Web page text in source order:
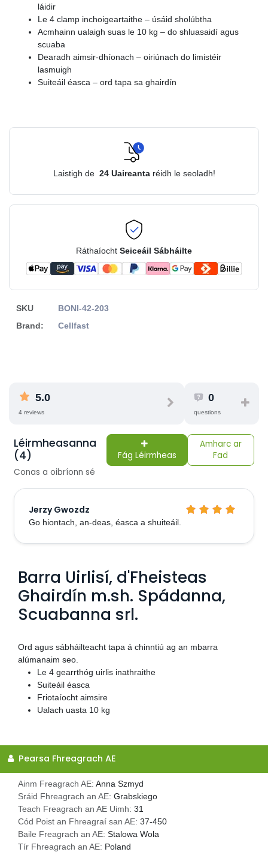
láidir
Le 4 clamp inchoigeartaithe – úsáid sholúbtha
Acmhainn ualaigh suas le 10 kg – do shluasaidí agus
scuaba
Dearadh aimsir-dhíonach – oiriúnach do limistéir
lasmuigh
Suiteáil éasca – ord tapa sa ghairdín
Laistigh de 24 Uaireanta réidh le seoladh!
Ráthaíocht Seiceáil Sábháilte
SKU
BONI-42-203
Brand:
Cellfast
5.0
4 reviews
0
questions
Léirmheasanna
(4)
Fág Léirmheas
Amharc ar
Fad
Conas a oibríonn sé
Jerzy Gwozdz
Go hiontach, an-deas, éasca a shuiteáil.
Barra Uirlisí, d'Fheisteas
Ghairdín m.sh. Spádanna,
Scuabanna srl.
Ord agus sábháilteacht tapa á chinntiú ag an mbarra
alúmanaim seo.
Le 4 gearrthóg uirlis inathraithe
Suiteáil éasca
Friotaíocht aimsire
Ualach uasta 10 kg
Pearsa Fhreagrach AE
Ainm Freagrach AE: Anna Szmyd
Sráid Fhreagrach an AE: Grabskiego
Teach Freagrach an AE Uimh: 31
Cód Poist an Fhreagraí san AE: 37-450
Baile Freagrach an AE: Stalowa Wola
Tír Fhreagrach an AE: Poland